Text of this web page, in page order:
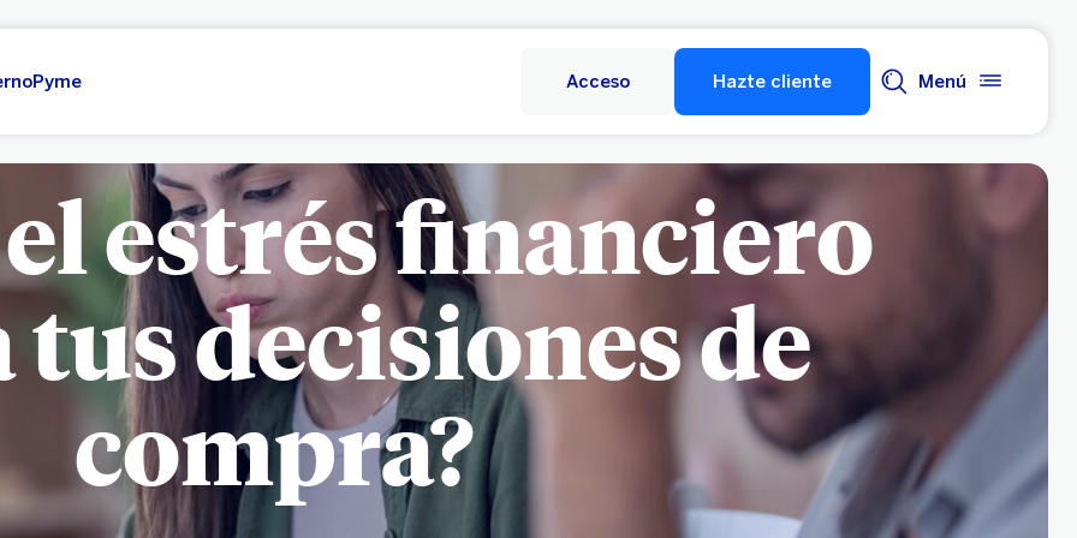
Pyme Acceso Hazte cliente Menú
estrés financiero
tus decisiones de
compra?